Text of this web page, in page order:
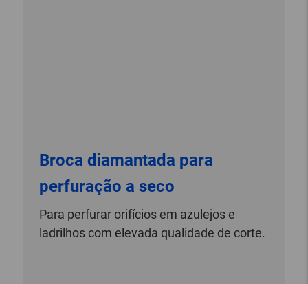
Broca diamantada para
perfuração a seco
Para perfurar orifícios em azulejos e
ladrilhos com elevada qualidade de corte.